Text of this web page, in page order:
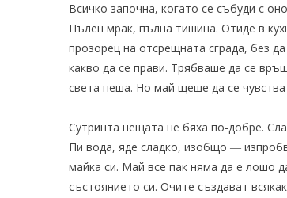
Всичко започна, когато се събуди с
Пълен мрак, пълна тишина. Отиде в
прозорец на отсрещната сграда, без
какво да се прави. Трябваше да се
света пеша. Но май щеше да се
Сутринта нещата не бяха по-добре.
Пи вода, яде сладко, изобщо ―
майка си. Май все пак няма да е лошо
състоянието си. Очите създават